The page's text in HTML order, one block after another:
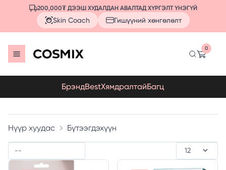
200,000₮ ДЭЭШ ХУДАЛДАН АВАЛТАД ХҮРГЭЛТ ҮНЭГҮЙ
Skin Coach Гишүүний хөнгөлөлт
0
БрэндBestХямдралтайБагц
Нүүр хуудас Бүтээгдэхүүн